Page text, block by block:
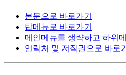
본문으로 바로가기
탑메뉴로 바로가기
메인메뉴를 생략하고 하위
연락처 및 저작권으로 바로